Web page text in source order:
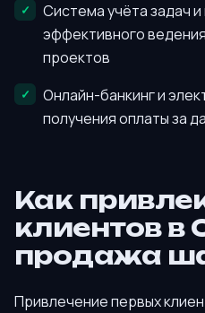
Система учёта задач
эффективного
проектов
Онлайн-банкинг и
получения оплаты за
Как
клиентов в
продажа
Привлечение первых